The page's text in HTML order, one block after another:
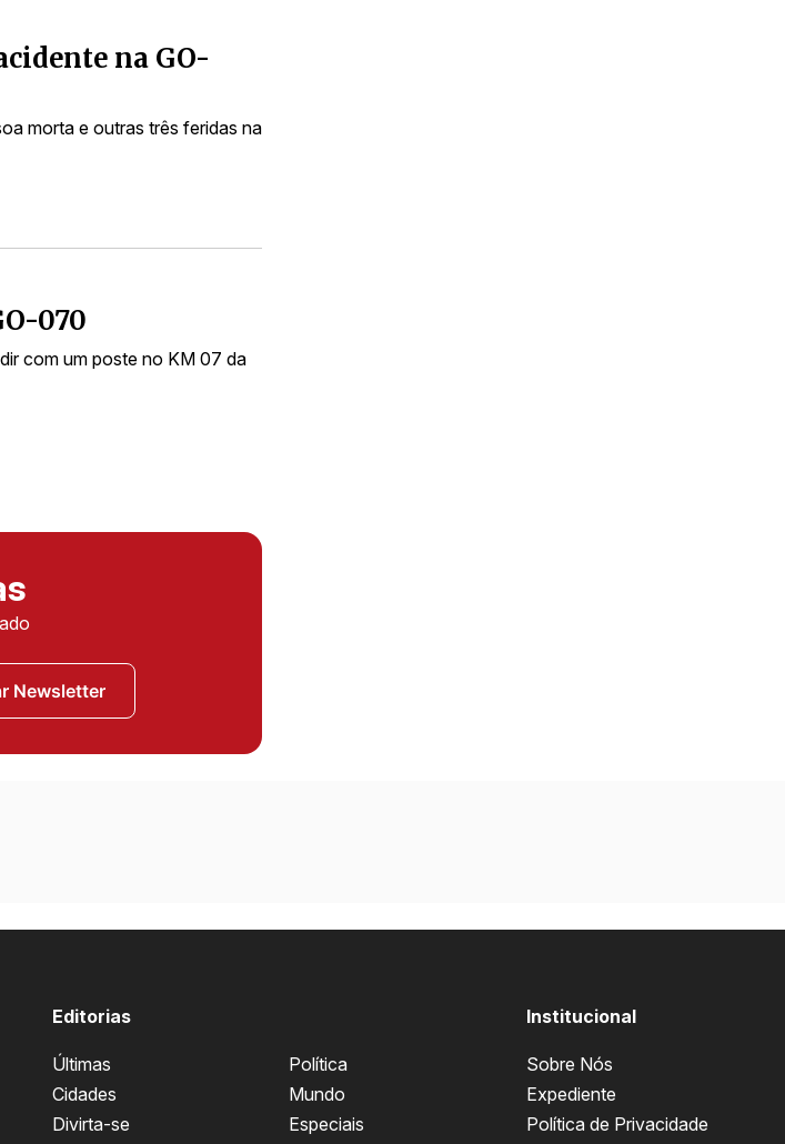
na GO-
morta e outras três feridas na
070
com um poste no KM 07 da
Newsletter
Editorias
Últimas
Cidades
Divirta-se
Política
Mundo
Especiais
Institucional
Sobre Nós
Expediente
Política de Privacidade